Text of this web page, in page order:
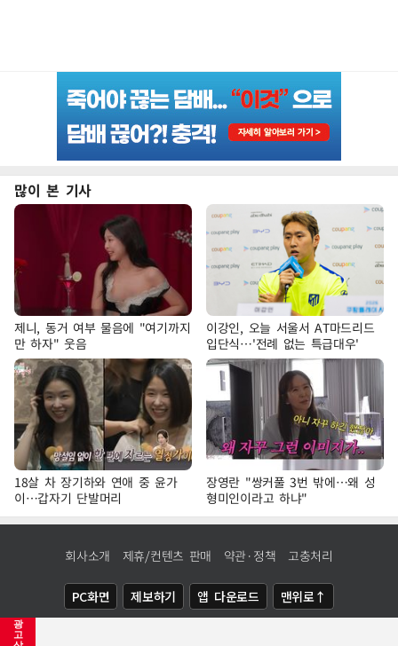
광
고
많이 본 기사
제니, 동거 여부 물음에 "여기까지
만 하자" 웃음
이강인, 오늘 서울서 AT마드리드
입단식…'전례 없는 특급대우'
18살 차 장기하와 연애 중 윤가
이…갑자기 단발머리
장영란 "쌍커풀 3번 밖에…왜 성
형미인이라고 하냐"
회사소개 제휴/컨텐츠 판매 약관·정책 고충처리
PC화면 제보하기 앱 다운로드 맨위로↑